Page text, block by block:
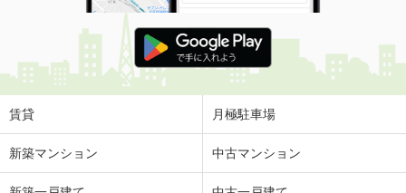
賃貸 月極駐車場
新築マンション 中古マンション